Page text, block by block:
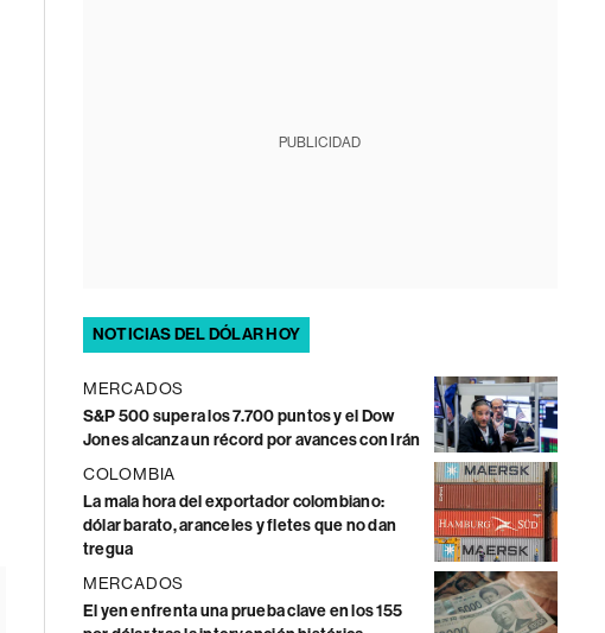
PUBLICIDAD
NOTICIAS DEL DÓLAR HOY
MERCADOS
S&P 500 supera los 7.700 puntos y el Dow
Jones alcanza un récord por avances con Irán
COLOMBIA
La mala hora del exportador colombiano:
dólar barato, aranceles y fletes que no dan
tregua
MERCADOS
El yen enfrenta una prueba clave en los 155